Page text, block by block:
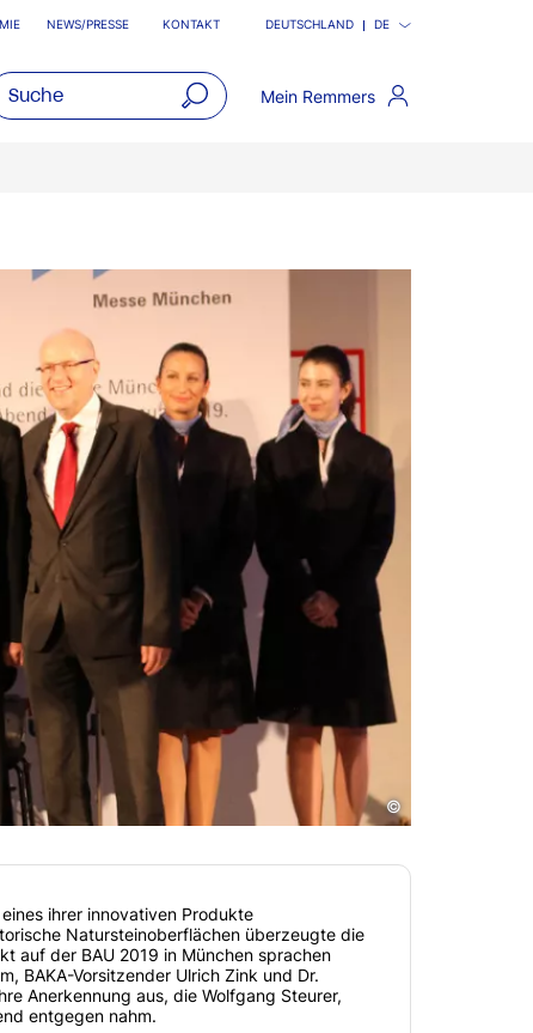
NEWS/PRESSE KONTAKT DEUTSCHLAND DE
Mein Remmers
©
ihrer innovativen Produkte
Natursteinoberflächen überzeugte die
auf der BAU 2019 in München sprachen
BAKA-Vorsitzender Ulrich Zink und Dr.
Anerkennung aus, die Wolfgang Steurer,
entgegen nahm.